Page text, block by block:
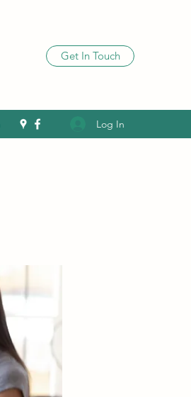
Get In Touch
Log In